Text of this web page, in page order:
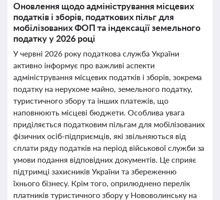
Оновлення щодо адміністрування місцевих
податків і зборів, податкових пільг для
мобілізованих ФОП та індексації земельного
податку у 2026 році
У червні 2026 року податкова служба України
активно інформує про важливі аспекти
адміністрування місцевих податків і зборів, зокрема
податку на нерухоме майно, земельного податку,
туристичного збору та інших платежів, що
наповнюють місцеві бюджети. Особлива увага
приділяється податковим пільгам для мобілізованих
фізичних осіб-підприємців, які звільняються від
сплати ряду податків на період військової служби за
умови подання відповідних документів. Це сприяє
підтримці захисників України та збереженню
їхнього бізнесу. Крім того, оприлюднено перелік
платників туристичного збору у Нововолинську на